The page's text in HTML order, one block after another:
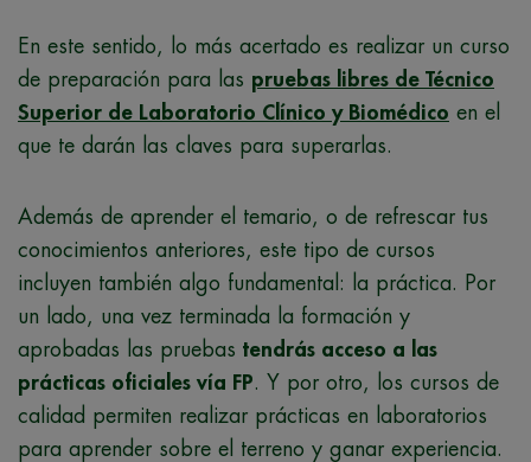
En este sentido, lo más acertado es realizar un curso
de preparación para las pruebas libres de Técnico
Superior de Laboratorio Clínico y Biomédico en el
que te darán las claves para superarlas.
Además de aprender el temario, o de refrescar tus
conocimientos anteriores, este tipo de cursos
incluyen también algo fundamental: la práctica. Por
un lado, una vez terminada la formación y
aprobadas las pruebas tendrás acceso a las
prácticas oficiales vía FP . Y por otro, los cursos de
calidad permiten realizar prácticas en laboratorios
para aprender sobre el terreno y ganar experiencia.